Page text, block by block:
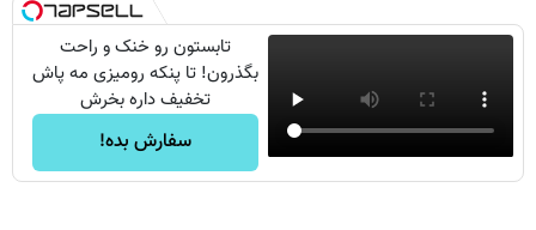
تابستون رو خنک و راحت
بگذرون! تا پنکه رومیزی مه پاش
تخفیف داره بخرش
سفارش بده!